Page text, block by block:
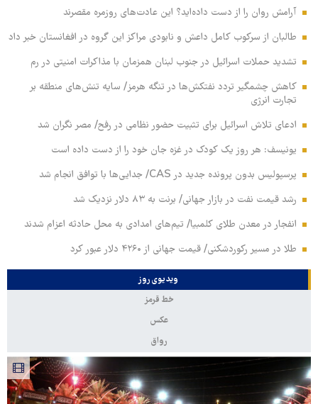
آرامش روان را از دست داده‌اید؟ این عادت‌های روزمره مقصرند
طالبان از سرکوب کامل داعش و نابودی مراکز این گروه در افغانستان خبر داد
تشدید حملات اسرائیل در جنوب لبنان همزمان با مذاکرات امنیتی در رم
کاهش چشمگیر تردد نفتکش‌ها در تنگه هرمز/ سایه تنش‌های منطقه بر
تجارت انرژی
ادعای تلاش اسرائیل برای تثبیت حضور نظامی در رفح/ مصر نگران شد
یونیسف: هر روز یک کودک در غزه جان خود را از دست داده است
پرسپولیس بدون پرونده جدید در CAS/ جدایی‌ها با توافق انجام شد
رشد قیمت نفت در بازار جهانی/ برنت به ۸۳ دلار نزدیک شد
انفجار در معدن طلای کلمبیا/ تیم‌های امدادی به محل حادثه اعزام شدند
طلا در مسیر رکوردشکنی/ قیمت جهانی از ۴۲۶۰ دلار عبور کرد
ویدیوی روز
خط قرمز
عکس
رواق